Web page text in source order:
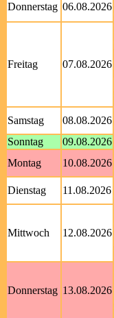
Donnerstag 06.08.2026
Freitag 07.08.2026
Samstag
08.08.2026
Sonntag
09.08.2026
Montag
10.08.2026
Dienstag
11.08.2026
Mittwoch 12.08.2026
Donnerstag 13.08.2026